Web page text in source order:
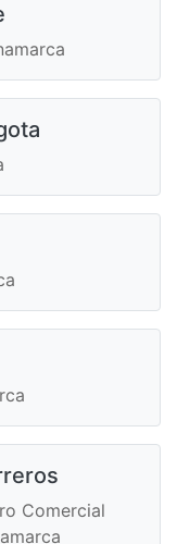
Comercial